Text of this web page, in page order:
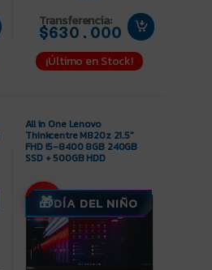
Transferencia:
$630.000
¡Último en Stock!
All in One Lenovo
Thinkcentre M820z 21.5″
FHD i5-8400 8GB 240GB
SSD + 500GB HDD
-15%DÍA DEL NIÑO